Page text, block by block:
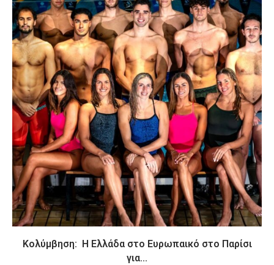
Κολύμβηση: Η Ελλάδα στο Ευρωπαικό στο Παρίσι
για...